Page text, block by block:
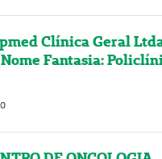
Clínica Geral
Fantasia: